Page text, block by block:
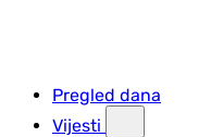
Pregled dana
Vijesti